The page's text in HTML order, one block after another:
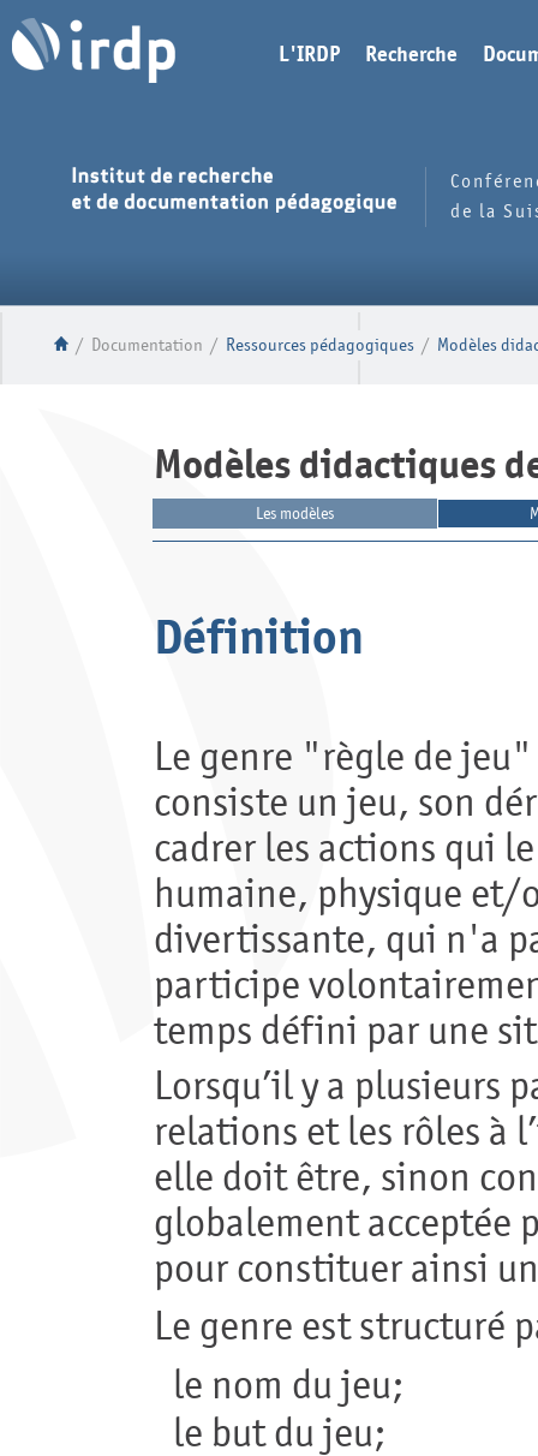
L'IRDP Recherche
de la
/ Documentation / Ressources pédagogiques / Modèles
Modèles didactiques
Les modèles
Définition
Le genre "règle de
consiste un jeu, son
cadrer les actions qui
humaine, physique
divertissante, qui n'a
participe
temps défini par une
Lorsqu’il y a plusieurs
relations et les rôles à
elle doit être, sinon
globalement acceptée
pour constituer ainsi
Le genre est structuré
le nom du jeu;
le but du jeu;